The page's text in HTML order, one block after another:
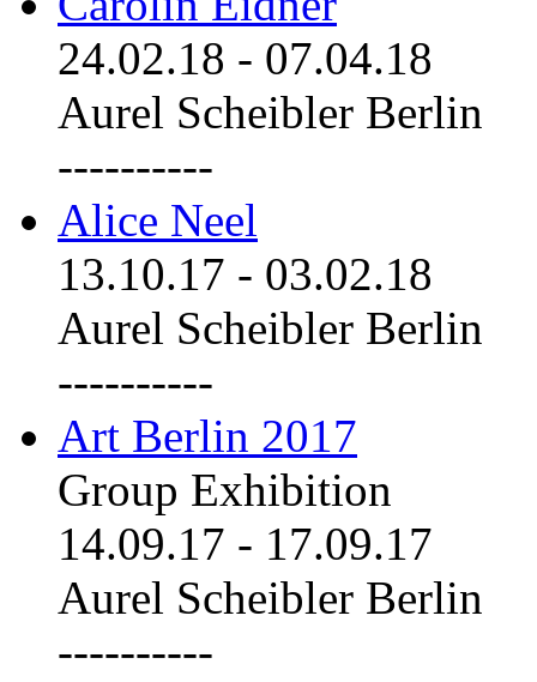
24.02.18 - 07.04.18
Aurel Scheibler Berlin
----------
Alice Neel
13.10.17 - 03.02.18
Aurel Scheibler Berlin
----------
Art Berlin 2017
Group Exhibition
14.09.17 - 17.09.17
Aurel Scheibler Berlin
----------